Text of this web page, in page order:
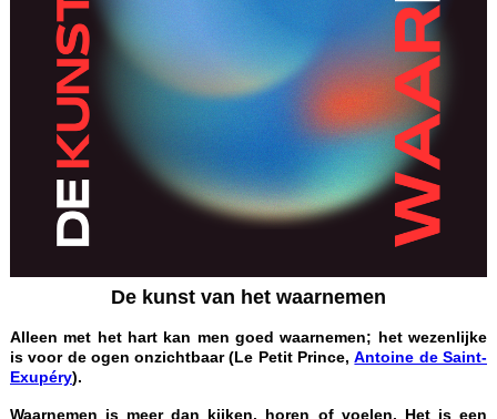
De kunst van het waarnemen
Alleen met het hart kan men goed waarnemen; het wezenlijke
is voor de ogen onzichtbaar (Le Petit Prince,Antoine de Saint-
Exupéry).
Waarnemen is meer dan kijken, horen of voelen. Het is een